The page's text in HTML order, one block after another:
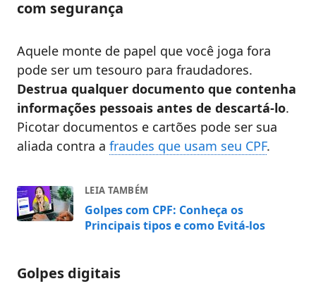
com segurança
Aquele monte de papel que você joga fora
pode ser um tesouro para fraudadores.
Destrua qualquer documento que contenha
informações pessoais antes de descartá-lo.
Picotar documentos e cartões pode ser sua
aliada contra a fraudes que usam seu CPF.
LEIA TAMBÉM
Golpes com CPF: Conheça os
Principais tipos e como Evitá-los
Golpes digitais